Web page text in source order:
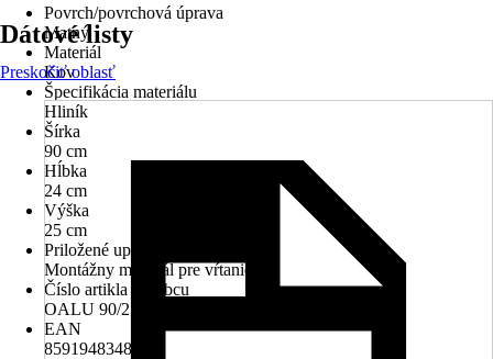
Povrch/povrchová úprava
Matný
Materiál
Kov
Špecifikácia materiálu
Hliník
Šírka
90 cm
Hĺbka
24 cm
Výška
25 cm
Priložené upevnenie
Montážny materiál pre vŕtanie
Číslo artikla výrobcu
OALU 90/25 S
EAN
8591948348627
Dátové listy
Preskočiť oblasť